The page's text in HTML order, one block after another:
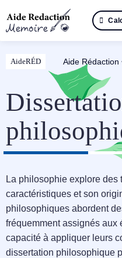
au
contenu
AideRÉD Aide Rédaction
La philosophie explore des
caractéristiques et son
philosophiques abordent
fréquemment assignés aux
capacité à appliquer leurs
dissertation philosophique